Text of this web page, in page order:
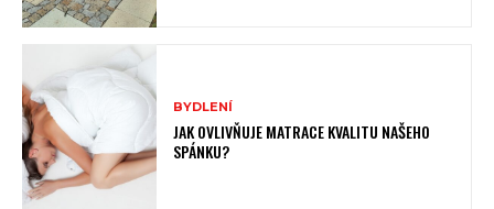
BYDLENÍ
JAK OVLIVŇUJE MATRACE KVALITU NAŠEHO
SPÁNKU?